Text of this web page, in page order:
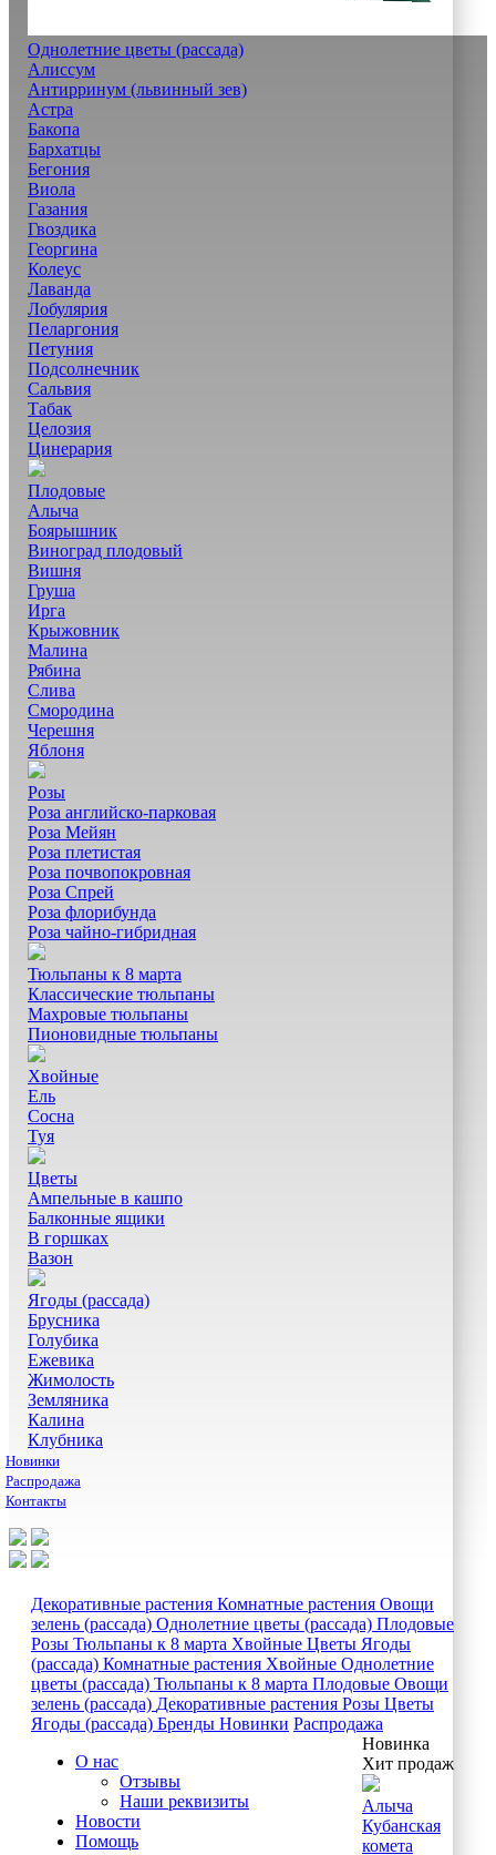
Однолетние цветы (рассада)
Алиссум
Антирринум (львинный зев)
Астра
Бакопа
Бархатцы
Бегония
Виола
Газания
Гвоздика
Георгина
Колеус
Лаванда
Лобулярия
Пеларгония
Петуния
Подсолнечник
Сальвия
Табак
Целозия
Цинерария
Плодовые
Алыча
Боярышник
Виноград плодовый
Вишня
Груша
Ирга
Крыжовник
Малина
Рябина
Слива
Смородина
Черешня
Яблоня
Розы
Роза английско-парковая
Роза Мейян
Роза плетистая
Роза почвопокровная
Роза Спрей
Роза флорибунда
Роза чайно-гибридная
Тюльпаны к 8 марта
Классические тюльпаны
Махровые тюльпаны
Пионовидные тюльпаны
Хвойные
Ель
Сосна
Туя
Цветы
Ампельные в кашпо
Балконные ящики
В горшках
Вазон
Ягоды (рассада)
Брусника
Голубика
Ежевика
Жимолость
Земляника
Калина
Клубника
Новинки
Распродажа
Контакты
Декоративные растения Комнатные растения Овощи
зелень (рассада) Однолетние цветы (рассада) Плодовые
Розы Тюльпаны к 8 марта Хвойные Цветы Ягоды
(рассада) Комнатные растения Хвойные Однолетние
цветы (рассада) Тюльпаны к 8 марта Плодовые Овощи
зелень (рассада) Декоративные растения Розы Цветы
Ягоды (рассада) Бренды Новинки Распродажа
О нас
Отзывы
Наши реквизиты
Новости
Помощь
Новинка
Хит продаж
Алыча
Кубанская
комета